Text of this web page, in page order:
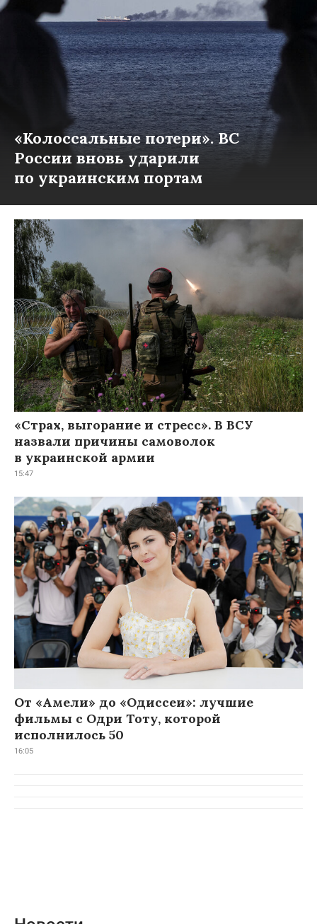
«Колоссальные потери». ВС
России вновь ударили
по украинским портам
«Страх, выгорание и стресс». В ВСУ
назвали причины самоволок
в украинской армии
15:47
От «Амели» до «Одиссеи»: лучшие
фильмы с Одри Тоту, которой
исполнилось 50
16:05